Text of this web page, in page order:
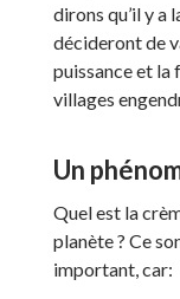
dirons qu’il y a
décideront de
puissance et la
villages
Un
Quel est la
planète ? Ce
important, car: